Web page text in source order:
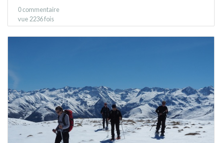
0 commentaire
vue 2236 fois